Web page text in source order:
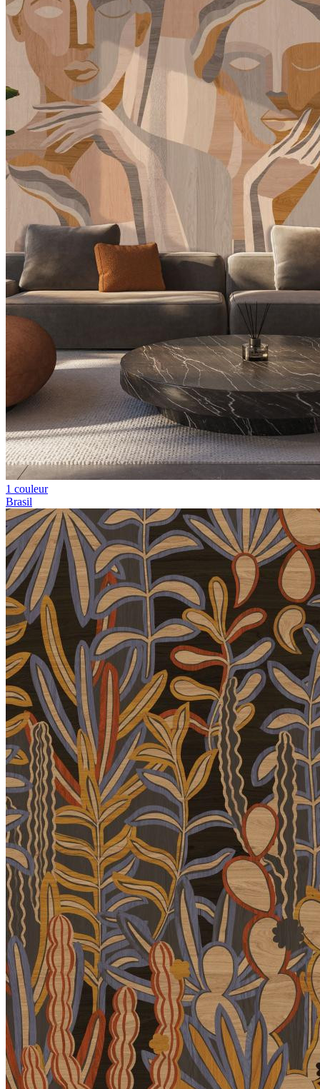
1 couleur
Brasil